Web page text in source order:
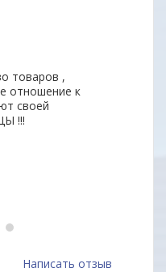
товаров ,
отношение к
своей
!!!
3
Написать отзыв